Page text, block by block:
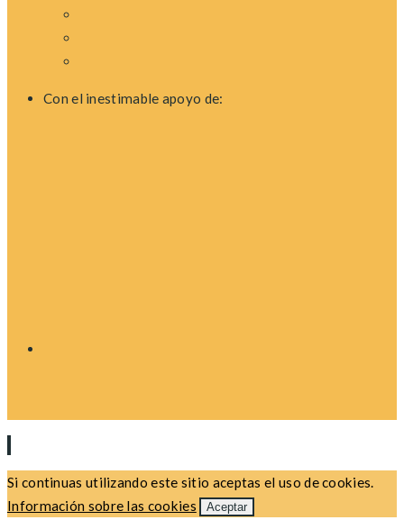
Con el inestimable apoyo de:
Si continuas utilizando este sitio aceptas el uso de cookies.
Información sobre las cookies
Aceptar